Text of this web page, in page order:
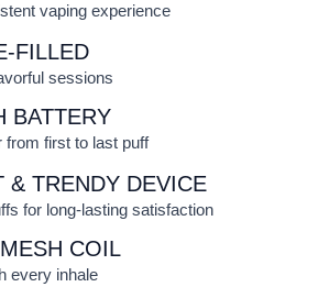
vaping experience
FILLED
sessions
BATTERY
from first to last puff
& TRENDY DEVICE
for long-lasting satisfaction
COIL
every inhale